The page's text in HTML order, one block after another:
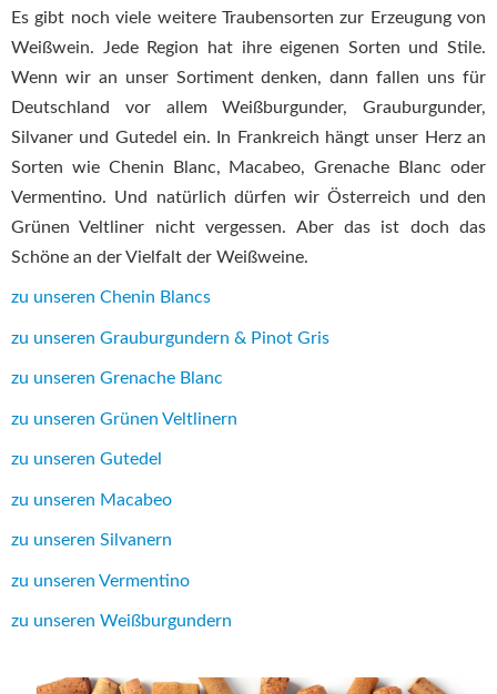
Es gibt noch viele weitere Traubensorten zur Erzeugung von
Weißwein. Jede Region hat ihre eigenen Sorten und Stile.
Wenn wir an unser Sortiment denken, dann fallen uns für
Deutschland vor allem Weißburgunder, Grauburgunder,
Silvaner und Gutedel ein. In Frankreich hängt unser Herz an
Sorten wie Chenin Blanc, Macabeo, Grenache Blanc oder
Vermentino. Und natürlich dürfen wir Österreich und den
Grünen Veltliner nicht vergessen. Aber das ist doch das
Schöne an der Vielfalt der Weißweine.
zu unseren Chenin Blancs
zu unseren Grauburgundern & Pinot Gris
zu unseren Grenache Blanc
zu unseren Grünen Veltlinern
zu unseren Gutedel
zu unseren Macabeo
zu unseren Silvanern
zu unseren Vermentino
zu unseren Weißburgundern